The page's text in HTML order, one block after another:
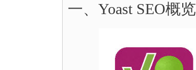
一、Yoast SEO概览